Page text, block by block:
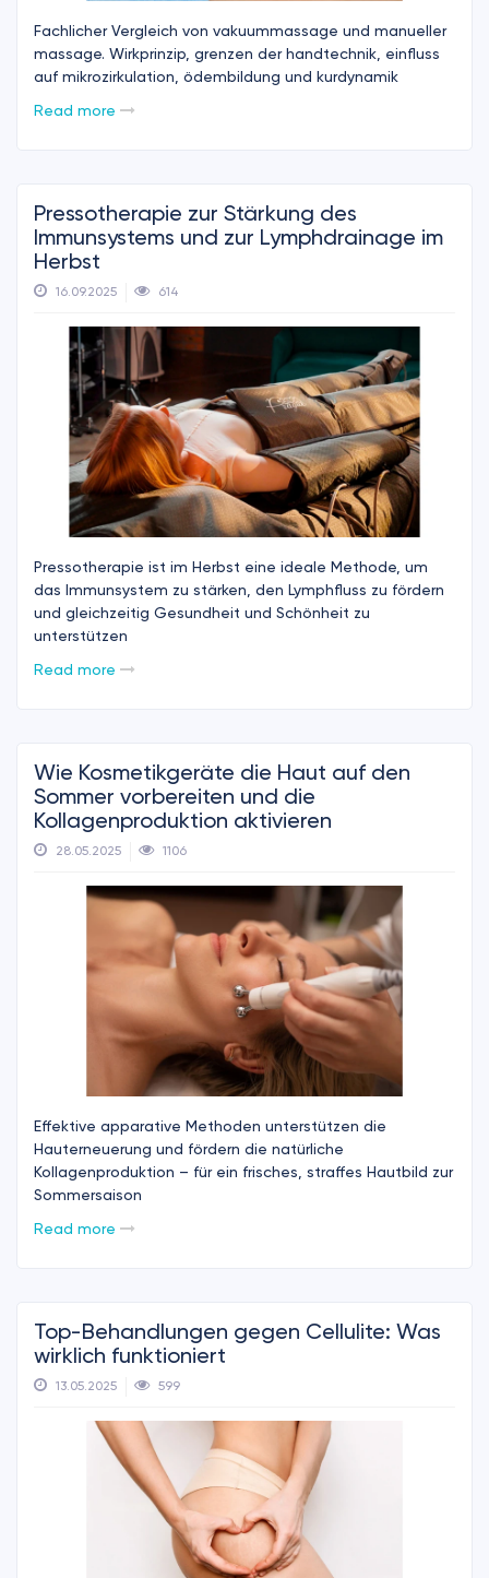
Fachlicher Vergleich von vakuummassage und manueller
massage. Wirkprinzip, grenzen der handtechnik, einfluss
auf mikrozirkulation, ödembildung und kurdynamik
Read more
Pressotherapie zur Stärkung des
Immunsystems und zur Lymphdrainage im
Herbst
16.09.2025 614
Pressotherapie ist im Herbst eine ideale Methode, um
das Immunsystem zu stärken, den Lymphfluss zu fördern
und gleichzeitig Gesundheit und Schönheit zu
unterstützen
Read more
Wie Kosmetikgeräte die Haut auf den
Sommer vorbereiten und die
Kollagenproduktion aktivieren
28.05.2025 1106
Effektive apparative Methoden unterstützen die
Hauterneuerung und fördern die natürliche
Kollagenproduktion – für ein frisches, straffes Hautbild zur
Sommersaison
Read more
Top-Behandlungen gegen Cellulite: Was
wirklich funktioniert
13.05.2025 599